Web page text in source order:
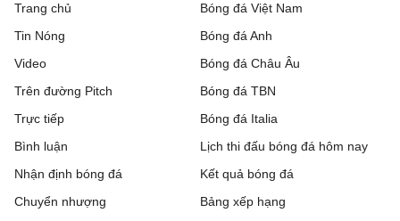
Trang chủ
Tin Nóng
Video
Trên đường Pitch
Trực tiếp
Bóng đá Việt Nam
Bóng đá Anh
Bóng đá Châu Âu
Bóng đá TBN
Bóng đá Italia
Bình luận
Nhận định bóng đá
Chuyển nhượng
Lịch thi đấu bóng đá hôm nay
Kết quả bóng đá
Bảng xếp hạng